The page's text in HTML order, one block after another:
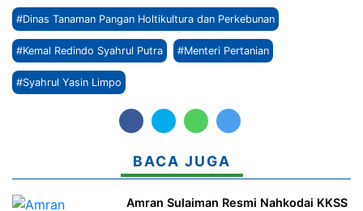
#Dinas Tanaman Pangan Holtikultura dan Perkebunan
#Kemal Redindo Syahrul Putra #Menteri Pertanian
#Syahrul Yasin Limpo
BACA JUGA
Amran Sulaiman Resmi Nahkodai KKSS